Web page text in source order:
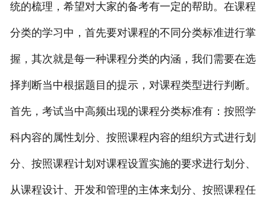
统的梳理，希望对大家的备考有一定的帮助。在课程
分类的学习中，首先要对课程的不同分类标准进行掌
握，其次就是每一种课程分类的内涵，我们需要在选
择判断当中根据题目的提示，对课程类型进行判断。
首先，考试当中高频出现的课程分类标准有：按照学
科内容的属性划分、按照课程内容的组织方式进行划
分、按照课程计划对课程设置实施的要求进行划分、
从课程设计、开发和管理的主体来划分、按照课程任